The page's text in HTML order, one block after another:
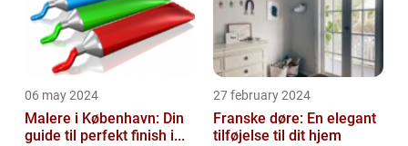
06 may 2024
Malere i København: Din
guide til perfekt finish i...
27 february 2024
Franske døre: En elegant
tilføjelse til dit hjem